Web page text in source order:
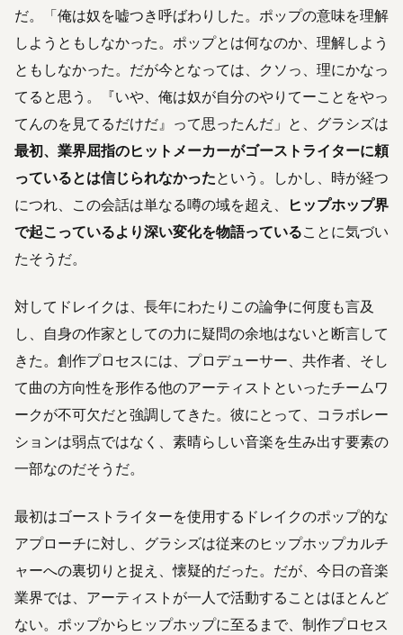
だ。「俺は奴を嘘つき呼ばわりした。ポップの意味を理解
しようともしなかった。ポップとは何なのか、理解しよう
ともしなかった。だが今となっては、クソっ、理にかなっ
てると思う。『いや、俺は奴が自分のやりてーことをやっ
てんのを見てるだけだ』って思ったんだ」と、グラシズは
最初、業界屈指のヒットメーカーがゴーストライターに頼
っているとは信じられなかったという。しかし、時が経つ
につれ、この会話は単なる噂の域を超え、
ヒップホップ界
で起こっているより深い変化を物語っていることに気づい
たそうだ。
対してドレイクは、長年にわたりこの論争に何度も言及
し、自身の作家としての力に疑問の余地はないと断言して
きた。創作プロセスには、プロデューサー、共作者、そし
て曲の方向性を形作る他のアーティストといったチームワ
ークが不可欠だと強調してきた。彼にとって、コラボレー
ションは弱点ではなく、素晴らしい音楽を生み出す要素の
一部なのだそうだ。
最初はゴーストライターを使用するドレイクのポップ的な
アプローチに対し、グラシズは従来のヒップホップカルチ
ャーへの裏切りと捉え、懐疑的だった。だが、今日の音楽
業界では、アーティストが一人で活動することはほとんど
ない。ポップからヒップホップに至るまで、制作プロセス